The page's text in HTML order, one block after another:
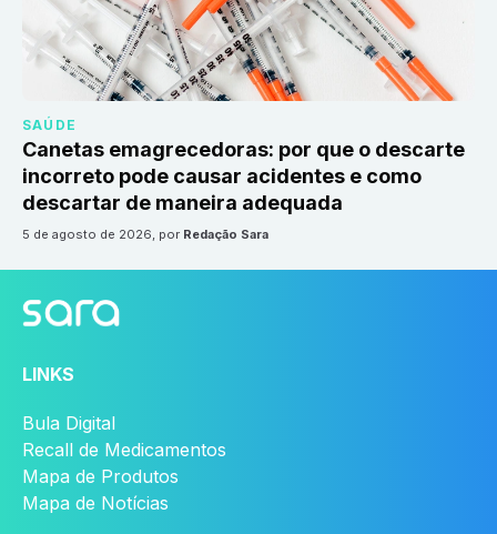
SAÚDE
Canetas emagrecedoras: por que o descarte
incorreto pode causar acidentes e como
descartar de maneira adequada
5 de agosto de 2026, por Redação Sara
LINKS
Bula Digital
Recall de Medicamentos
Mapa de Produtos
Mapa de Notícias